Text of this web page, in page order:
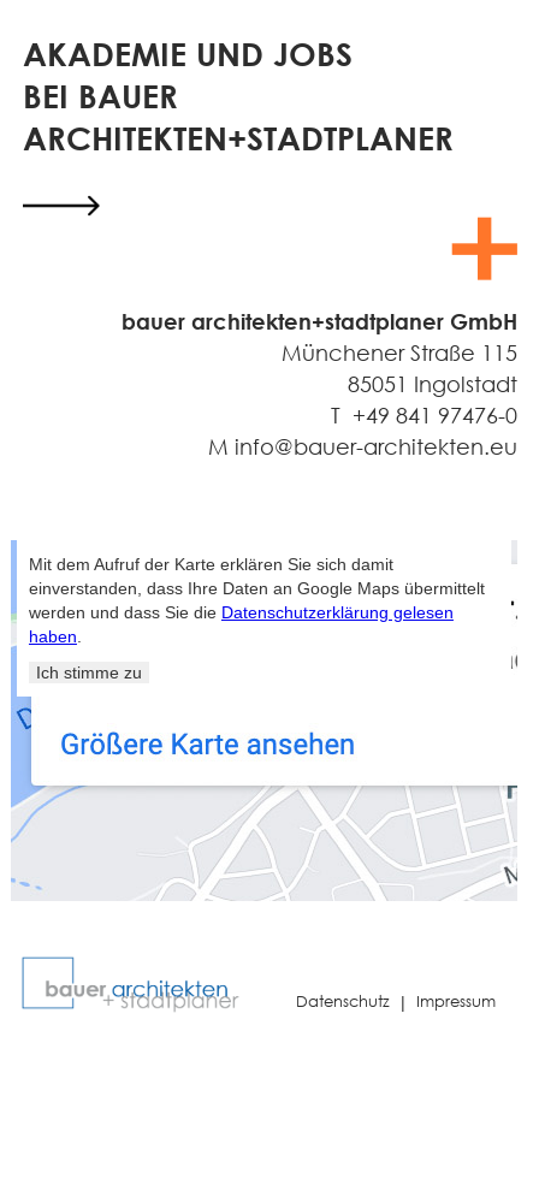
AKADEMIE UND JOBS
BEI BAUER
ARCHITEKTEN+STADTPLANER
bauer architekten+stadtplaner GmbH
Münchener Straße 115
85051 Ingolstadt
T +49 841 97476-0
M info@bauer-architekten.eu
Mit dem Aufruf der Karte erklären Sie sich damit
einverstanden, dass Ihre Daten an Google Maps übermittelt
werden und dass Sie die Datenschutzerklärung gelesen
haben.
Datenschutz | Impressum